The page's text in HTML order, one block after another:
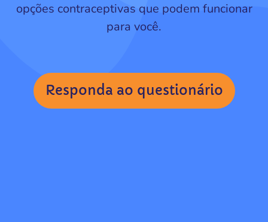
opções contraceptivas que podem funcionar
para você.
Responda ao questionário